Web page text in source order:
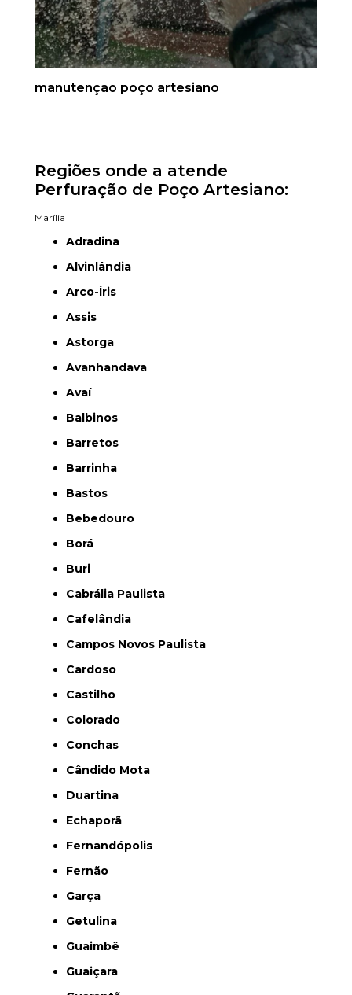
manutenção poço artesiano
Regiões onde a atende
Perfuração de Poço Artesiano:
Marília
Adradina
Alvinlândia
Arco-Íris
Assis
Astorga
Avanhandava
Avaí
Balbinos
Barretos
Barrinha
Bastos
Bebedouro
Borá
Buri
Cabrália Paulista
Cafelândia
Campos Novos Paulista
Cardoso
Castilho
Colorado
Conchas
Cândido Mota
Duartina
Echaporã
Fernandópolis
Fernão
Garça
Getulina
Guaimbê
Guaiçara